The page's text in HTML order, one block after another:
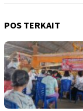
POS TERKAIT